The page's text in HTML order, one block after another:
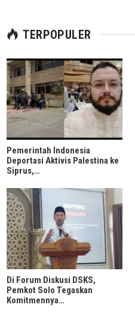
TERPOPULER
Pemerintah Indonesia
Deportasi Aktivis Palestina ke
Siprus,…
Di Forum Diskusi DSKS,
Pemkot Solo Tegaskan
Komitmennya…